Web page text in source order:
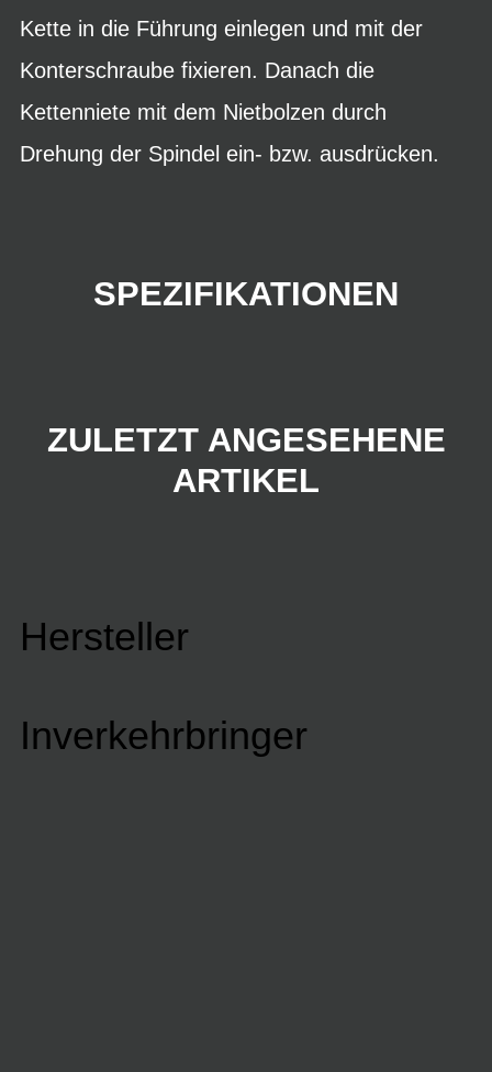
Kette in die Führung einlegen und mit der
Konterschraube fixieren. Danach die
Kettenniete mit dem Nietbolzen durch
Drehung der Spindel ein- bzw. ausdrücken.
SPEZIFIKATIONEN
ZULETZT ANGESEHENE
ARTIKEL
Hersteller
Inverkehrbringer